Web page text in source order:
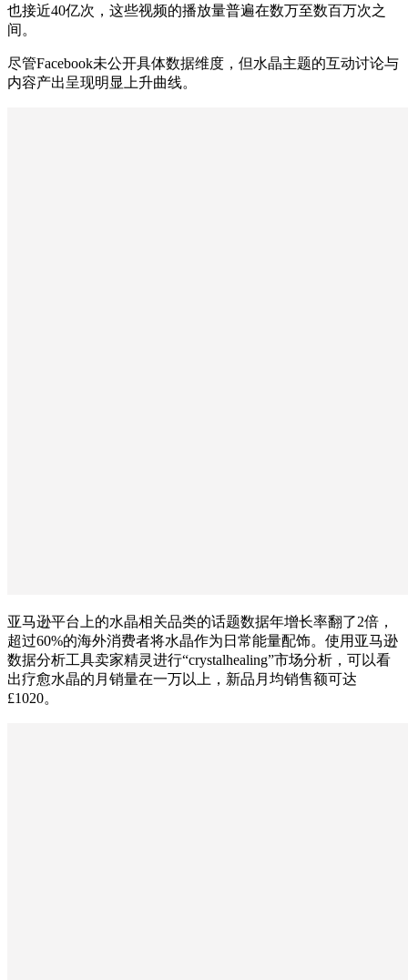
也接近40亿次，这些视频的播放量普遍在数万至数百万次之
间。
尽管Facebook未公开具体数据维度，但水晶主题的互动讨论与
内容产出呈现明显上升曲线。
亚马逊平台上的水晶相关品类的话题数据年增长率翻了2倍，
超过60%的海外消费者将水晶作为日常能量配饰。使用亚马逊
数据分析工具卖家精灵进行“crystalhealing”市场分析，可以看
出疗愈水晶的月销量在一万以上，新品月均销售额可达
£1020。